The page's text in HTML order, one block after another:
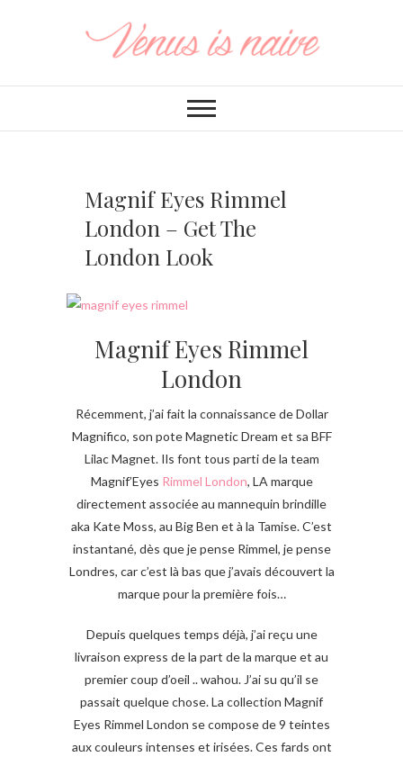
Magnif Eyes Rimmel
London – Get The
London Look
Magnif Eyes Rimmel
London
Récemment, j’ai fait la connaissance de Dollar
Magnifico, son pote Magnetic Dream et sa BFF
Lilac Magnet. Ils font tous parti de la team
Magnif’Eyes Rimmel London, LA marque
directement associée au mannequin brindille
aka Kate Moss, au Big Ben et à la Tamise. C’est
instantané, dès que je pense Rimmel, je pense
Londres, car c’est là bas que j’avais découvert la
marque pour la première fois…
Depuis quelques temps déjà, j’ai reçu une
livraison express de la part de la marque et au
premier coup d’oeil .. wahou. J’ai su qu’il se
passait quelque chose. La collection Magnif
Eyes Rimmel London se compose de 9 teintes
aux couleurs intenses et irisées. Ces fards ont